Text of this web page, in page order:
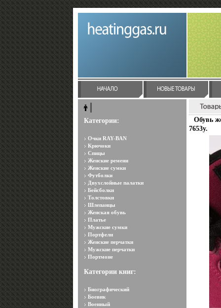
Категории:
Очки RAY-BAN
Крючоки
Спицы
Женские ремени
Женские сумки
Футболки
Двухслойные палатки
Бейсболки
Толстовки
Шлепанцы
Женская обувь
Платье
Мужские сумки
Портфели
Женские перчатки
Мужские перчатки
Портмоне
Категории книг:
Биографический
Боевик
Военный
Обувь
7653y.